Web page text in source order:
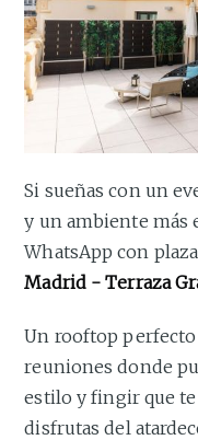
Si sueñas con un
y un ambiente más
WhatsApp con
Madrid - Terraza
Un rooftop perfecto
reuniones donde
estilo y fingir que
disfrutas del